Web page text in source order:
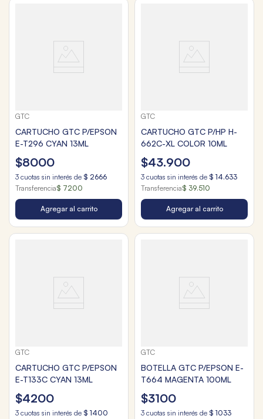
GTC
CARTUCHO GTC P/EPSON
E-T296 CYAN 13ML
$8000
3 cuotas sin interés de $ 2666
Transferencia$ 7200
Agregar al carrito
GTC
CARTUCHO GTC P/HP H-
662C-XL COLOR 10ML
$43.900
3 cuotas sin interés de $ 14.633
Transferencia$ 39.510
Agregar al carrito
GTC
CARTUCHO GTC P/EPSON
E-T133C CYAN 13ML
$4200
3 cuotas sin interés de $ 1400
GTC
BOTELLA GTC P/EPSON E-
T664 MAGENTA 100ML
$3100
3 cuotas sin interés de $ 1033